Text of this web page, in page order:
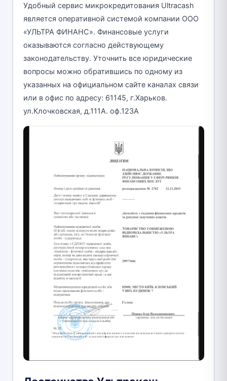
Удобный сервис микрокредитования Ultracash
является оперативной системой компании ООО
«УЛЬТРА ФИНАНС». Финансовые услуги
оказываются согласно действующему
законодательству. Уточнить все юридические
вопросы можно обратившись по одному из
указанных на официальном сайте каналах связи
или в офис по адресу: 61145, г.Харьков.
ул.Клочковская, д.111А. оф.123А